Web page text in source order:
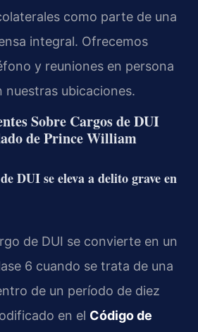
como parte de una
integral. Ofrecemos
y reuniones en persona
nuestras ubicaciones.
Sobre Cargos de DUI
de Prince William
DUI se eleva a delito grave en
de DUI se convierte en un
6 cuando se trata de una
de un período de diez
en el Código de